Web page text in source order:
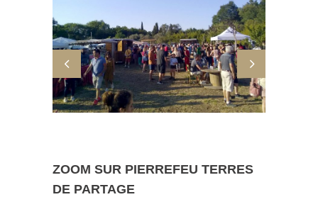
ZOOM SUR PIERREFEU TERRES
DE PARTAGE